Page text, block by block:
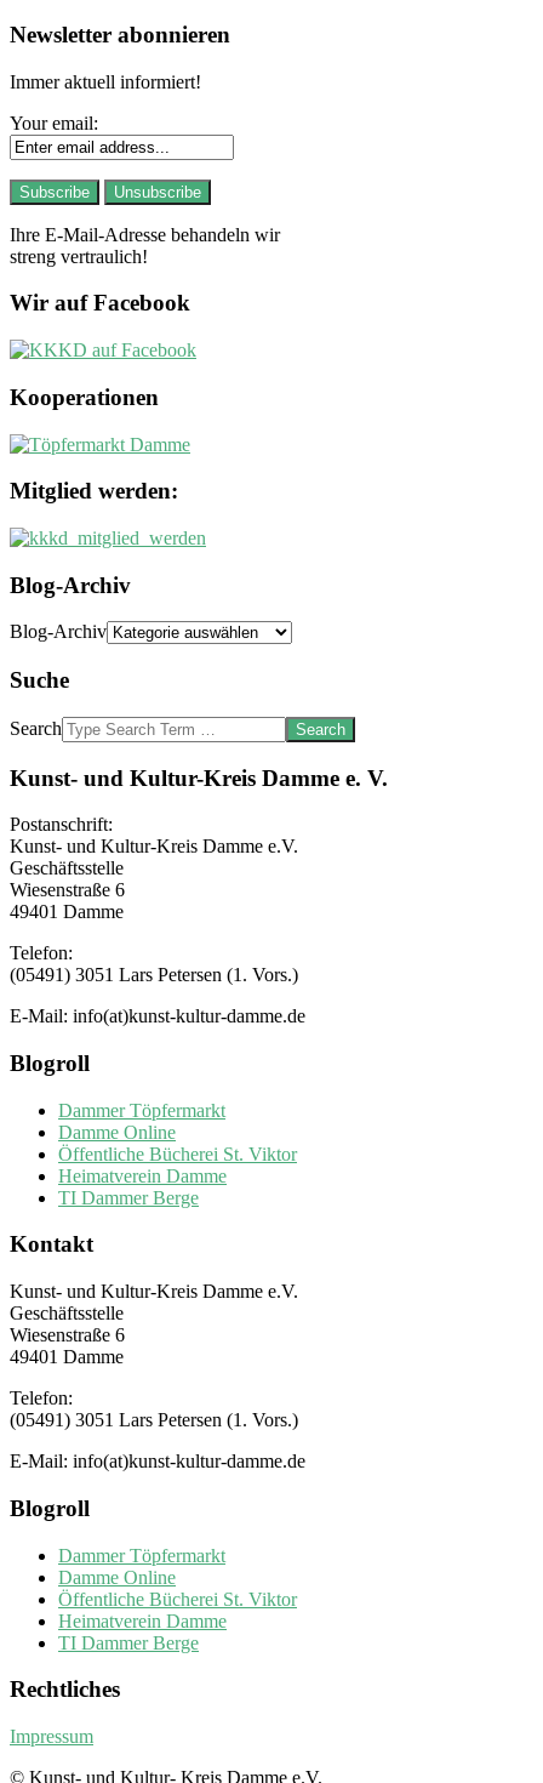
Newsletter abonnieren
Immer aktuell informiert!
Your email:
Ihre E-Mail-Adresse behandeln wir
streng vertraulich!
Wir auf Facebook
Kooperationen
Mitglied werden:
Blog-Archiv
Blog-Archiv
Suche
Search
Kunst- und Kultur-Kreis Damme e. V.
Postanschrift:
Kunst- und Kultur-Kreis Damme e.V.
Geschäftsstelle
Wiesenstraße 6
49401 Damme
Telefon:
(05491) 3051 Lars Petersen (1. Vors.)
E-Mail: info(at)kunst-kultur-damme.de
Blogroll
Dammer Töpfermarkt
Damme Online
Öffentliche Bücherei St. Viktor
Heimatverein Damme
TI Dammer Berge
Kontakt
Kunst- und Kultur-Kreis Damme e.V.
Geschäftsstelle
Wiesenstraße 6
49401 Damme
Telefon:
(05491) 3051 Lars Petersen (1. Vors.)
E-Mail: info(at)kunst-kultur-damme.de
Blogroll
Dammer Töpfermarkt
Damme Online
Öffentliche Bücherei St. Viktor
Heimatverein Damme
TI Dammer Berge
Rechtliches
Impressum
© Kunst- und Kultur- Kreis Damme e.V.